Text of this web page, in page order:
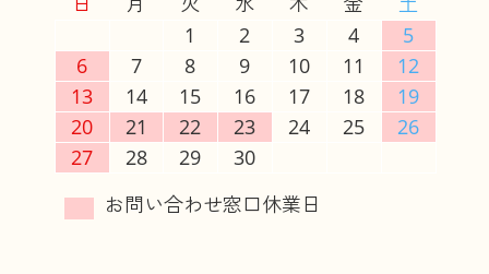
1
2 3 4
5
6
7 8 9 10 11
12
13
14 15 16 17 18
19
20
21 22 23 24 25
26
27
28 29 30